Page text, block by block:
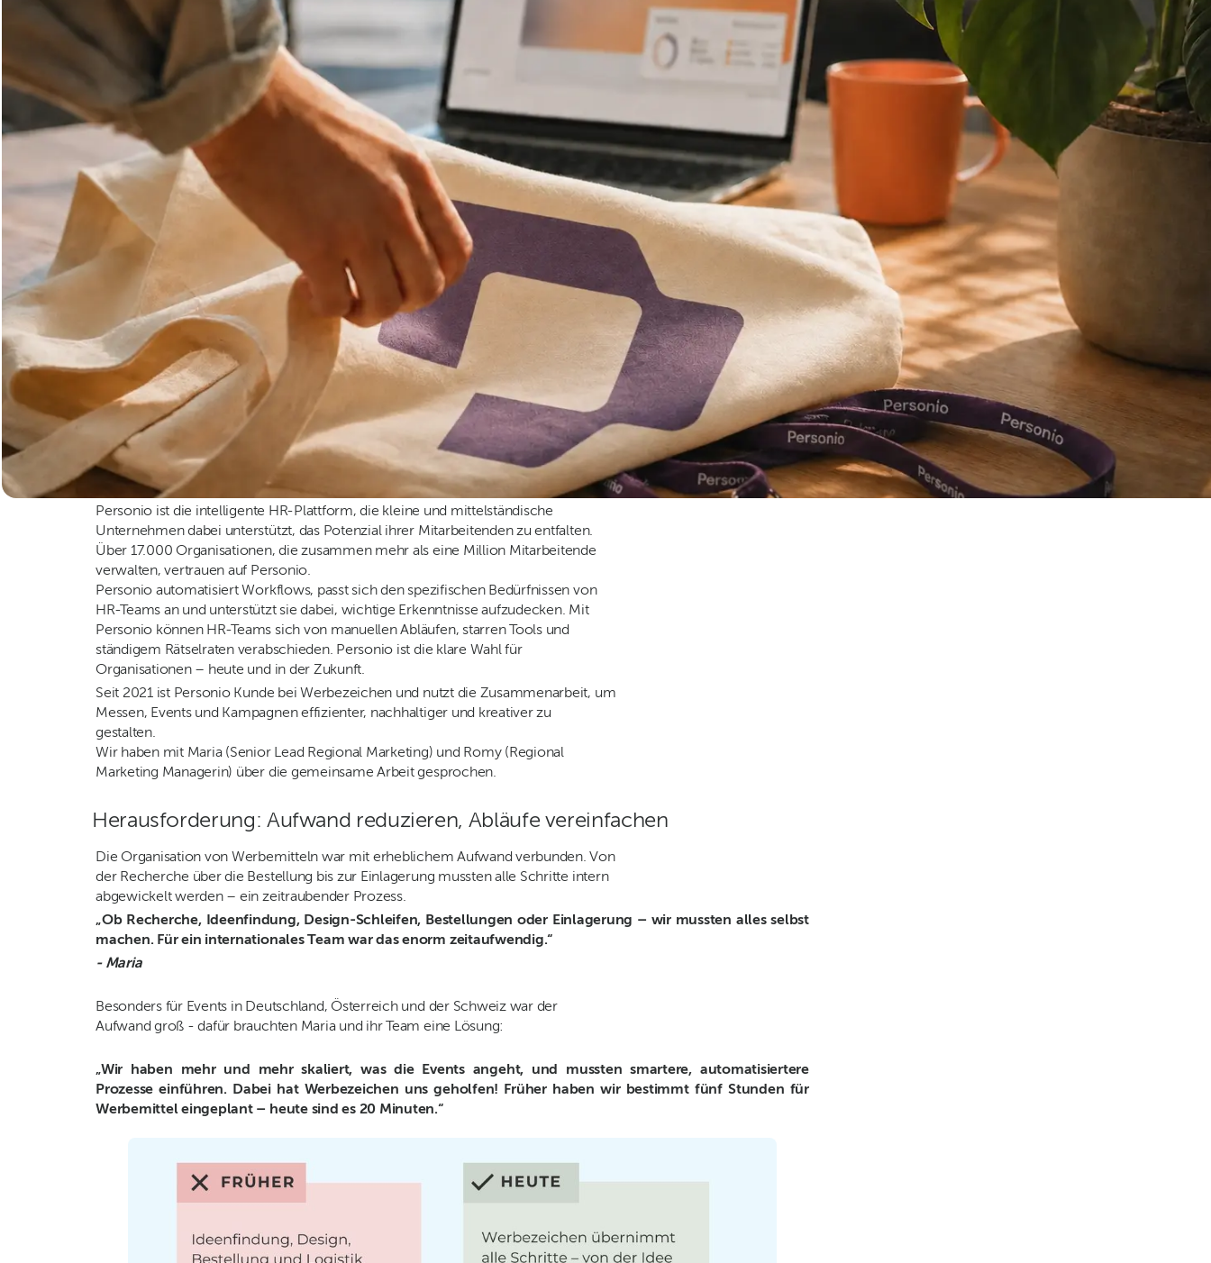
Personio ist die intelligente HR-Plattform, die kleine und mittelständische
Unternehmen dabei unterstützt, das Potenzial ihrer Mitarbeitenden zu entfalten.
Über 17.000 Organisationen, die zusammen mehr als eine Million Mitarbeitende
verwalten, vertrauen auf Personio.
Personio automatisiert Workflows, passt sich den spezifischen Bedürfnissen von
HR-Teams an und unterstützt sie dabei, wichtige Erkenntnisse aufzudecken. Mit
Personio können HR-Teams sich von manuellen Abläufen, starren Tools und
ständigem Rätselraten verabschieden. Personio ist die klare Wahl für
Organisationen – heute und in der Zukunft.
Seit 2021 ist Personio Kunde bei Werbezeichen und nutzt die Zusammenarbeit, um
Messen, Events und Kampagnen effizienter, nachhaltiger und kreativer zu
gestalten.
Wir haben mit Maria (Senior Lead Regional Marketing) und Romy (Regional
Marketing Managerin) über die gemeinsame Arbeit gesprochen.
Herausforderung: Aufwand reduzieren, Abläufe vereinfachen
Die Organisation von Werbemitteln war mit erheblichem Aufwand verbunden. Von
der Recherche über die Bestellung bis zur Einlagerung mussten alle Schritte intern
abgewickelt werden – ein zeitraubender Prozess.
„Ob Recherche, Ideenfindung, Design-Schleifen, Bestellungen oder Einlagerung – wir mussten alles selbst
machen. Für ein internationales Team war das enorm zeitaufwendig.“
- Maria
Besonders für Events in Deutschland, Österreich und der Schweiz war der
Aufwand groß - dafür brauchten Maria und ihr Team eine Lösung:
„Wir haben mehr und mehr skaliert, was die Events angeht, und mussten smartere, automatisiertere
Prozesse einführen. Dabei hat Werbezeichen uns geholfen! Früher haben wir bestimmt fünf Stunden für
Werbemittel eingeplant – heute sind es 20 Minuten.“